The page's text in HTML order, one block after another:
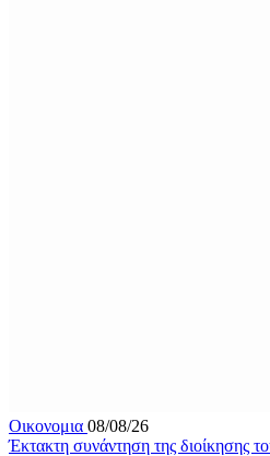
Οικονομια 08/08/26
Έκτακτη συνάντηση της διοίκησης